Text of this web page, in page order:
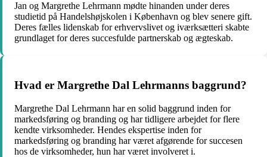
Jan og Margrethe Lehrmann mødte hinanden under deres
studietid på Handelshøjskolen i København og blev senere gift.
Deres fælles lidenskab for erhvervslivet og iværksætteri skabte
grundlaget for deres succesfulde partnerskab og ægteskab.
Hvad er Margrethe Dal Lehrmanns baggrund?
Margrethe Dal Lehrmann har en solid baggrund inden for
markedsføring og branding og har tidligere arbejdet for flere
kendte virksomheder. Hendes ekspertise inden for
markedsføring og branding har været afgørende for succesen
hos de virksomheder, hun har været involveret i.